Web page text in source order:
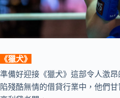
《獵犬》
準備好迎接《獵犬》這部令人激
陷殘酷無情的借貸行業中，他們